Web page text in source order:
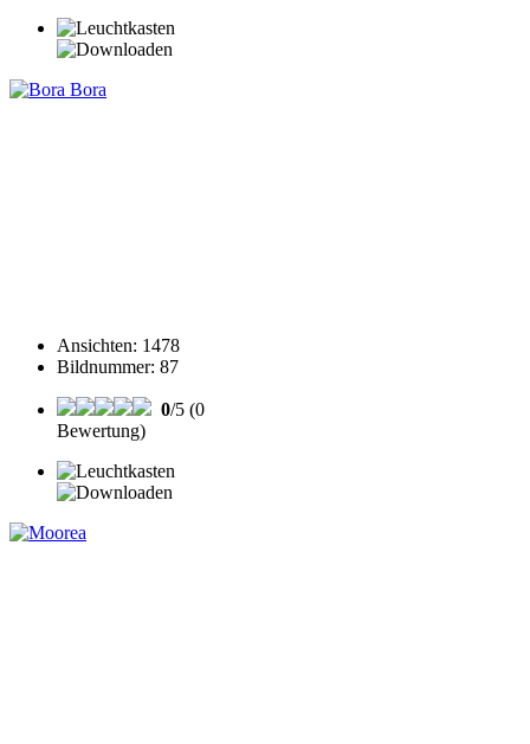
Ansichten: 1478
Bildnummer: 87
0/5 (0
Bewertung)